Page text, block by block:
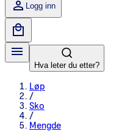
Logg inn
Hva leter du etter?
Løp
/
Sko
/
Mengde